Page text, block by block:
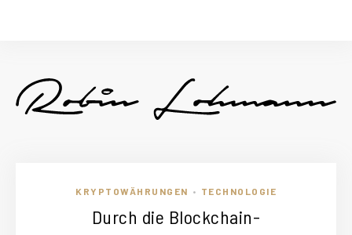
KRYPTOWÄHRUNGEN • TECHNOLOGIE
Durch die Blockchain-